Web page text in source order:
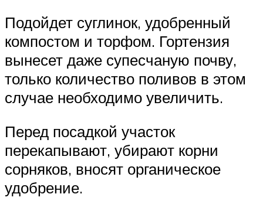
Подойдет суглинок, удобренный
компостом и торфом. Гортензия
вынесет даже супесчаную почву,
только количество поливов в этом
случае необходимо увеличить.
Перед посадкой участок
перекапывают, убирают корни
сорняков, вносят органическое
удобрение.